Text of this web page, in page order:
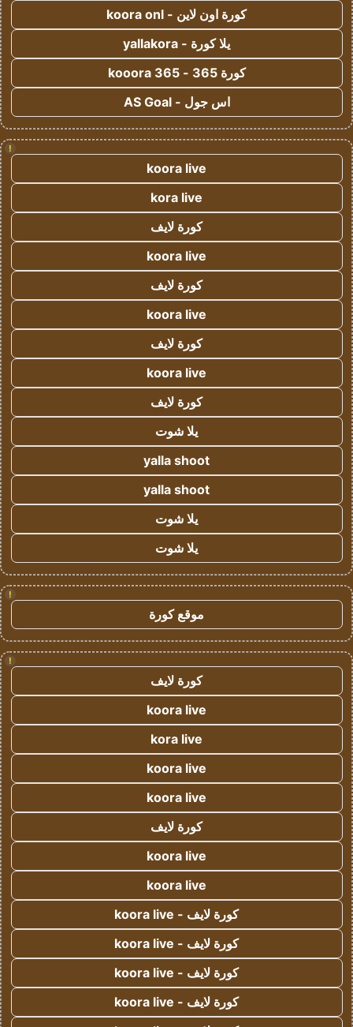
كورة اون لاين - koora onl
يلا كورة - yallakora
كورة 365 - kooora 365
اس جول - AS Goal
!
koora live
kora live
كورة لايف
koora live
كورة لايف
koora live
كورة لايف
koora live
كورة لايف
يلا شوت
yalla shoot
yalla shoot
يلا شوت
يلا شوت
!
موقع كورة
!
كورة لايف
koora live
kora live
koora live
koora live
كورة لايف
koora live
koora live
كورة لايف - koora live
كورة لايف - koora live
كورة لايف - koora live
كورة لايف - koora live